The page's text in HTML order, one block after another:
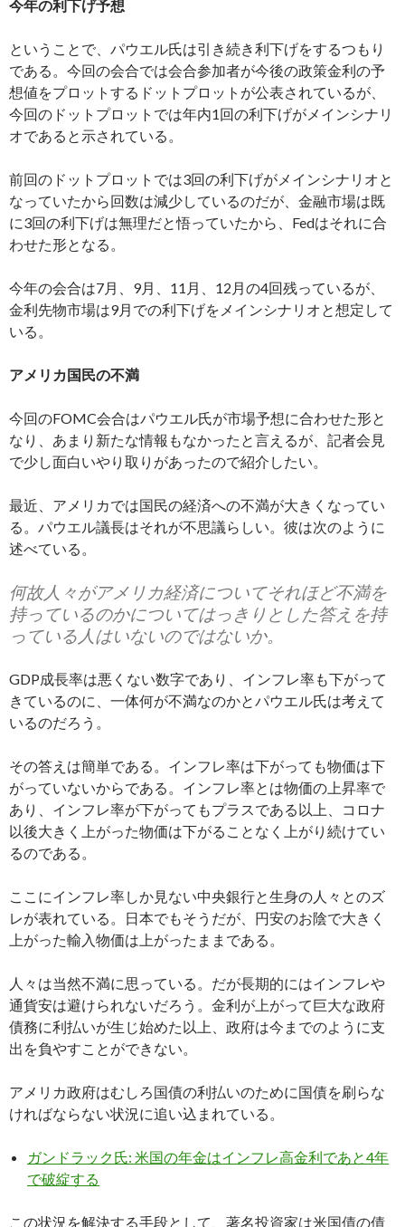
今年の利下げ予想
ということで、パウエル氏は引き続き利下げをするつもり
である。今回の会合では会合参加者が今後の政策金利の予
想値をプロットするドットプロットが公表されているが、
今回のドットプロットでは年内1回の利下げがメインシナリ
オであると示されている。
前回のドットプロットでは3回の利下げがメインシナリオと
なっていたから回数は減少しているのだが、金融市場は既
に3回の利下げは無理だと悟っていたから、Fedはそれに合
わせた形となる。
今年の会合は7月、9月、11月、12月の4回残っているが、
金利先物市場は9月での利下げをメインシナリオと想定して
いる。
アメリカ国民の不満
今回のFOMC会合はパウエル氏が市場予想に合わせた形と
なり、あまり新たな情報もなかったと言えるが、記者会見
で少し面白いやり取りがあったので紹介したい。
最近、アメリカでは国民の経済への不満が大きくなってい
る。パウエル議長はそれが不思議らしい。彼は次のように
述べている。
何故人々がアメリカ経済についてそれほど不満を
持っているのかについてはっきりとした答えを持
っている人はいないのではないか。
GDP成長率は悪くない数字であり、インフレ率も下がって
きているのに、一体何が不満なのかとパウエル氏は考えて
いるのだろう。
その答えは簡単である。インフレ率は下がっても物価は下
がっていないからである。インフレ率とは物価の上昇率で
あり、インフレ率が下がってもプラスである以上、コロナ
以後大きく上がった物価は下がることなく上がり続けてい
るのである。
ここにインフレ率しか見ない中央銀行と生身の人々とのズ
レが表れている。日本でもそうだが、円安のお陰で大きく
上がった輸入物価は上がったままである。
人々は当然不満に思っている。だが長期的にはインフレや
通貨安は避けられないだろう。金利が上がって巨大な政府
債務に利払いが生じ始めた以上、政府は今までのように支
出を負やすことができない。
アメリカ政府はむしろ国債の利払いのために国債を刷らな
ければならない状況に追い込まれている。
ガンドラック氏: 米国の年金はインフレ高金利であと4年
で破綻する
この状況を解決する手段として、著名投資家は米国債の債